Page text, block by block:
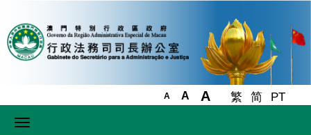
A A A 繁 简 PT
Toggle